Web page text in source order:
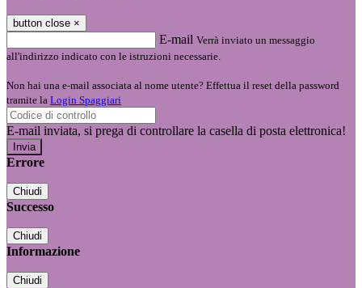
button close ×
E-mail Verrà inviato un messaggio
all'indirizzo indicato con le istruzioni necessarie.
Non hai una e-mail associata al nome utente? Effettua il reset della password
tramite la Login Spaggiari
E-mail inviata, si prega di controllare la casella di posta elettronica!
Errore
Chiudi
Successo
Chiudi
Informazione
Chiudi